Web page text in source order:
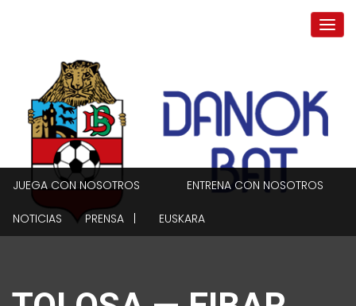
JUEGA CON NOSOTROS ENTRENA CON NOSOTROS
NOTICIAS PRENSA | EUSKARA